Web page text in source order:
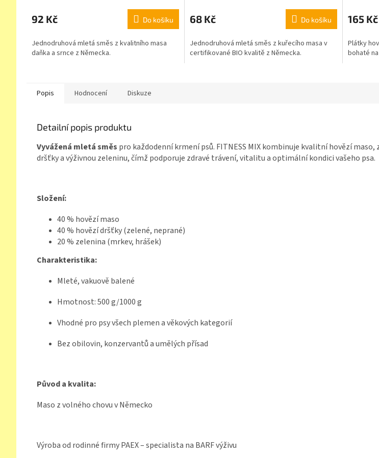
92 Kč Do košíku
Jednodruhová mletá směs z kvalitního masa
daňka a srnce z Německa.
68 Kč Do košíku
Jednodruhová mletá směs z kuřecího masa v
certifikované BIO kvalitě z Německa.
165 Kč
Plátky
bohaté
Popis Hodnocení Diskuze
Detailní popis produktu
Vyvážená mletá směs pro každodenní krmení psů. FITNESS MIX kombinuje kvalitní hovězí maso,
dršťky a výživnou zeleninu, čímž podporuje zdravé trávení, vitalitu a optimální kondici vašeho psa.
Složení:
40 % hovězí maso
40 % hovězí dršťky (zelené, neprané)
20 % zelenina (mrkev, hrášek)
Charakteristika:
Mleté, vakuově balené
Hmotnost: 500 g/1000 g
Vhodné pro psy všech plemen a věkových kategorií
Bez obilovin, konzervantů a umělých přísad
Původ a kvalita:
Maso z volného chovu v Německo
Výroba od rodinné firmy PAEX – specialista na BARF výživu